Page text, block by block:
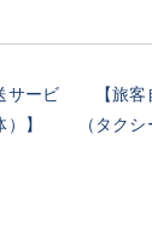
サービ
】
【旅
（タク